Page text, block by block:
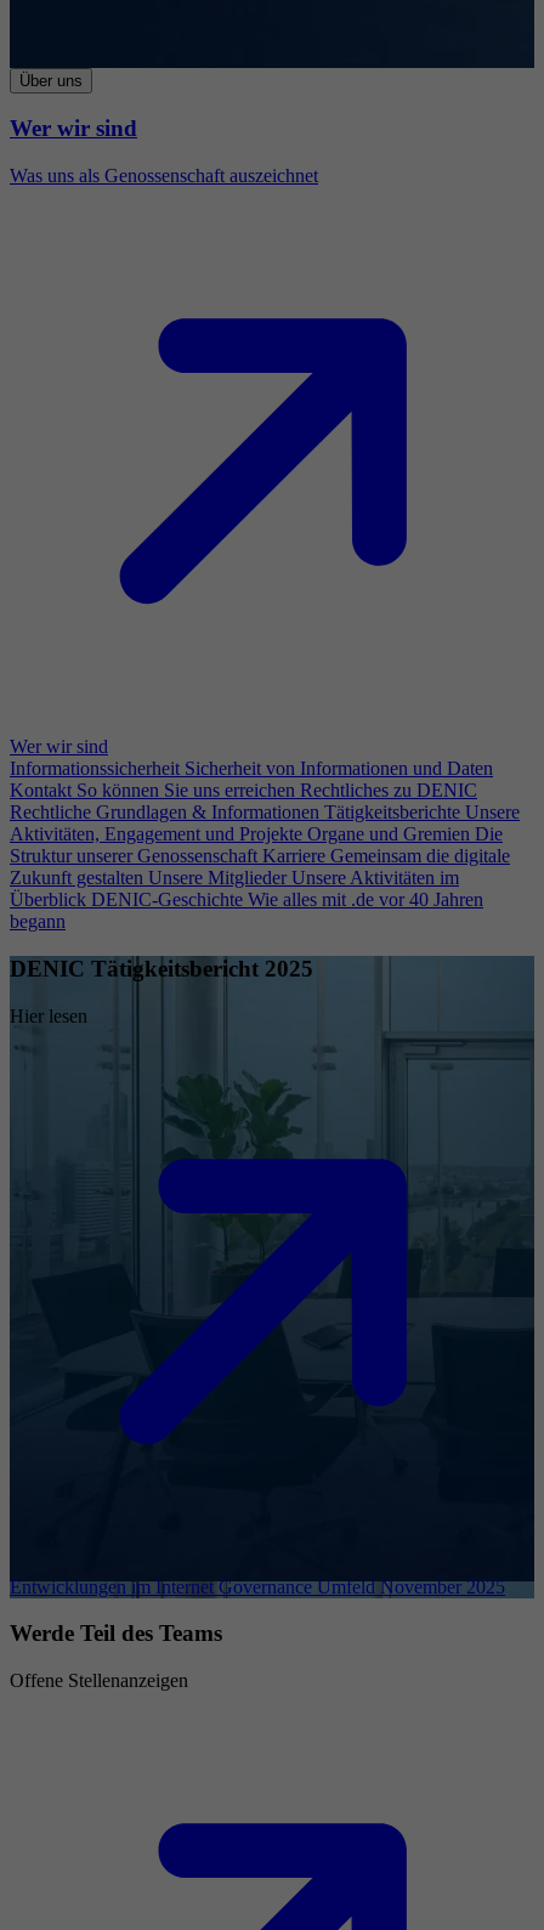
Über uns
Wer wir sind
Was uns als Genossenschaft auszeichnet
Wer wir sind
Informationssicherheit Sicherheit von Informationen und Daten
Kontakt So können Sie uns erreichen Rechtliches zu DENIC
Rechtliche Grundlagen & Informationen Tätigkeitsberichte Unsere
Aktivitäten, Engagement und Projekte Organe und Gremien Die
Struktur unserer Genossenschaft Karriere Gemeinsam die digitale
Zukunft gestalten Unsere Mitglieder Unsere Aktivitäten im
Überblick DENIC-Geschichte Wie alles mit .de vor 40 Jahren
begann
DENIC Tätigkeitsbericht 2025
Hier lesen
Entwicklungen im Internet Governance Umfeld November 2025
Werde Teil des Teams
Offene Stellenanzeigen